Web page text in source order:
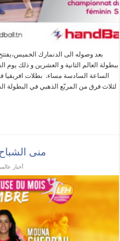
بعد وصوله الى الدنمارك
الساعة السادسة مساء. بطلات
منى
أخبار